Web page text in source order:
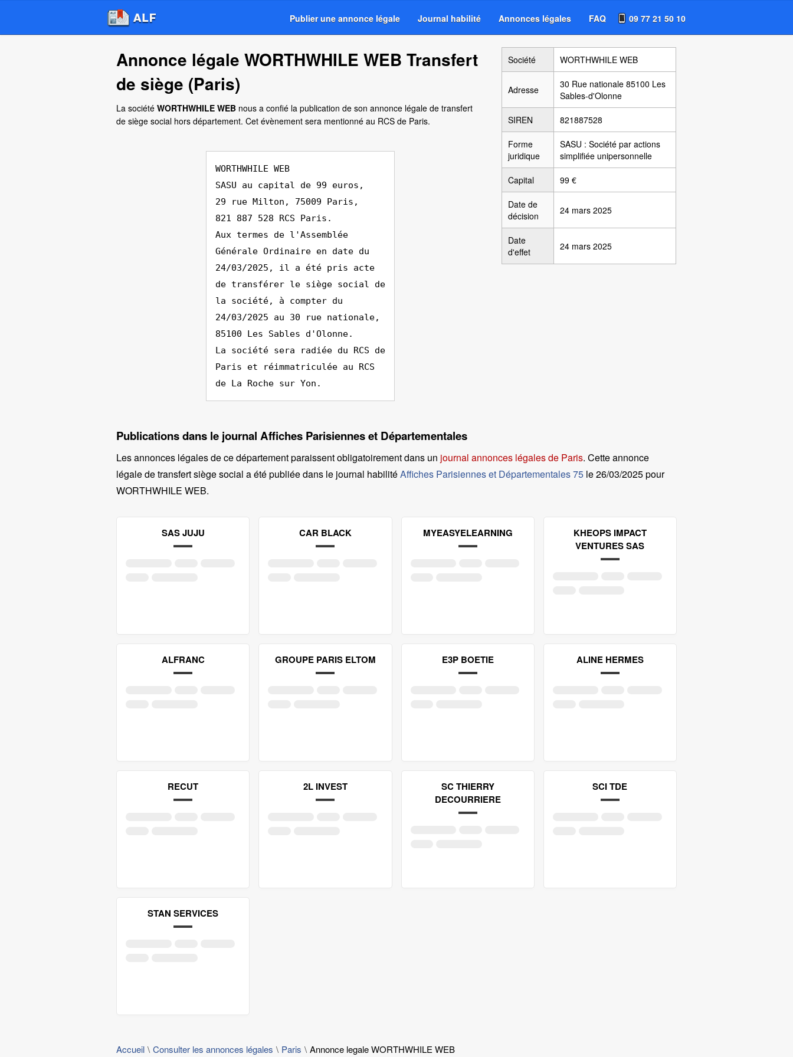
Publier une annonce légale Journal habilité Annonces légales FAQ 09 77 21 50 10
Annonce légale WORTHWHILE WEB Transfert
de siège (Paris)
La société WORTHWHILE WEB nous a confié la publication de son annonce légale de transfert
de siège social hors département. Cet évènement sera mentionné au RCS de Paris.
WORTHWHILE WEB
SASU au capital de 99 euros,
29 rue Milton, 75009 Paris,
821 887 528 RCS Paris.
Aux termes de l'Assemblée
Générale Ordinaire en date du
24/03/2025, il a été pris acte
de transférer le siège social de
la société, à compter du
24/03/2025 au 30 rue nationale,
85100 Les Sables d'Olonne.
La société sera radiée du RCS de
Paris et réimmatriculée au RCS
de La Roche sur Yon.
Société WORTHWHILE WEB
Adresse
30 Rue nationale 85100 Les
Sables-d'Olonne
SIREN 821887528
Forme
juridique
SASU : Société par actions
simplifiée unipersonnelle
Capital 99 €
Date de
décision
24 mars 2025
Date
d'effet
24 mars 2025
Publications dans le journal Affiches Parisiennes et Départementales
Les annonces légales de ce département paraissent obligatoirement dans un journal annonces légales de Paris. Cette annonce
légale de transfert siège social a été publiée dans le journal habilitéAffiches Parisiennes et Départementales 75 le26/03/2025 pour
WORTHWHILE WEB.
SAS JUJU CAR BLACK MYEASYELEARNING
KHEOPS IMPACT
VENTURES SAS
ALFRANC GROUPE PARIS ELTOM E3P BOETIE ALINE HERMES
RECUT 2L INVEST
SC THIERRY
DECOURRIERE
SCI TDE
STAN SERVICES
Accueil Consulter les annonces légales Paris Annonce legale WORTHWHILE WEB